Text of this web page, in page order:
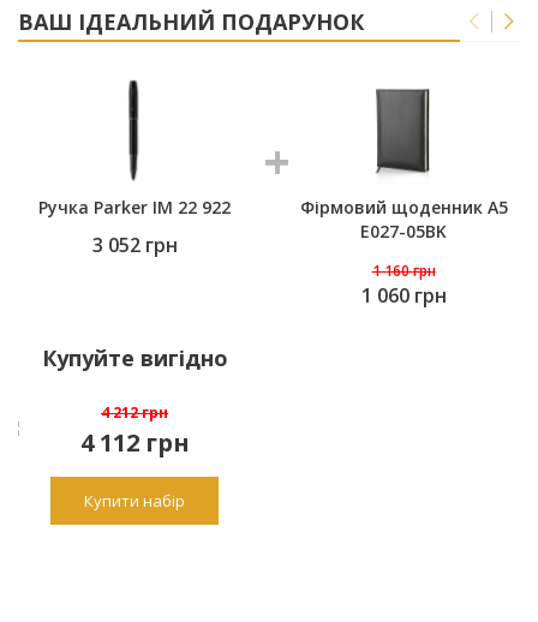
ВАШ ІДЕАЛЬНИЙ ПОДАРУНОК
Ручка Parker IM 22 922
3 052 грн
Фірмовий щоденник A5
E027-05BK
1 160грн
1 060 грн
Купуйте вигідно
4 212 грн
4 112 грн
Купити набір